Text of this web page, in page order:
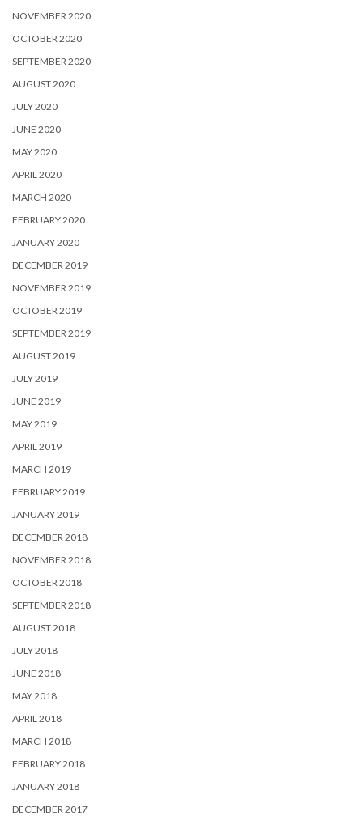
NOVEMBER 2020
OCTOBER 2020
SEPTEMBER 2020
AUGUST 2020
JULY 2020
JUNE 2020
MAY 2020
APRIL 2020
MARCH 2020
FEBRUARY 2020
JANUARY 2020
DECEMBER 2019
NOVEMBER 2019
OCTOBER 2019
SEPTEMBER 2019
AUGUST 2019
JULY 2019
JUNE 2019
MAY 2019
APRIL 2019
MARCH 2019
FEBRUARY 2019
JANUARY 2019
DECEMBER 2018
NOVEMBER 2018
OCTOBER 2018
SEPTEMBER 2018
AUGUST 2018
JULY 2018
JUNE 2018
MAY 2018
APRIL 2018
MARCH 2018
FEBRUARY 2018
JANUARY 2018
DECEMBER 2017